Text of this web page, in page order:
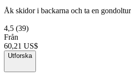
Åk skidor i backarna och ta en
4,5 (39)
Från
60,21 US$
Utforska